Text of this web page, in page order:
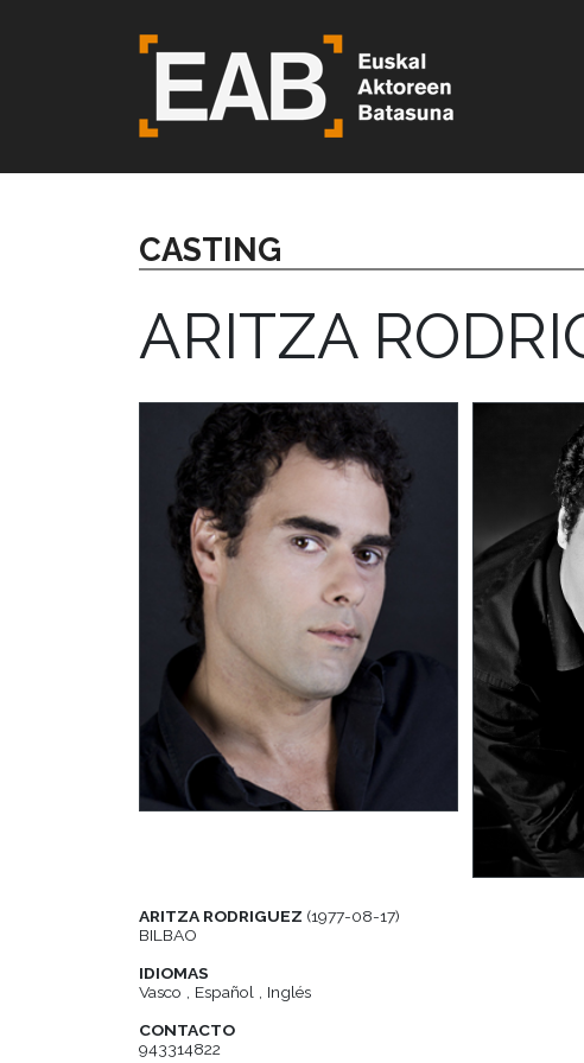
CASTING
ARITZA
ARITZA RODRIGUEZ (1977-08-17)
BILBAO
IDIOMAS
Vasco , Español , Inglés
CONTACTO
943314822